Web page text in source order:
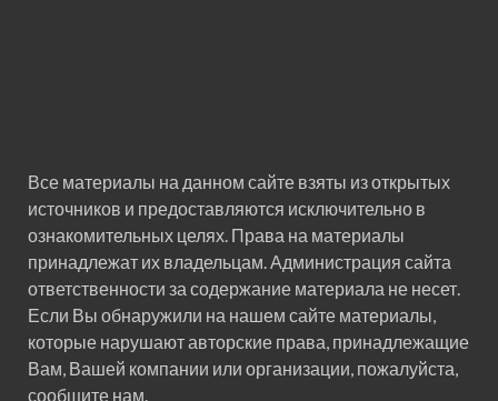
Все материалы на данном сайте взяты из открытых
источников и предоставляются исключительно в
ознакомительных целях. Права на материалы
принадлежат их владельцам. Администрация сайта
ответственности за содержание материала не несет.
Если Вы обнаружили на нашем сайте материалы,
которые нарушают авторские права, принадлежащие
Вам, Вашей компании или организации, пожалуйста,
сообщите нам.